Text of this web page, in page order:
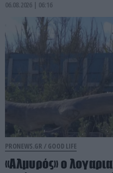
06.08.2026 | 06:16
PRONEWS.GR / GOOD LIFE
«Αλμυρός» ο